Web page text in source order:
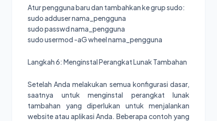
Atur pengguna baru dan tambahkan ke grup sudo:
sudo adduser nama_pengguna
sudo passwd nama_pengguna
sudo usermod -aG wheel nama_pengguna
Langkah 6: Menginstal Perangkat Lunak Tambahan
Setelah Anda melakukan semua konfigurasi dasar,
saatnya untuk menginstal perangkat lunak
tambahan yang diperlukan untuk menjalankan
website atau aplikasi Anda. Beberapa contoh yang